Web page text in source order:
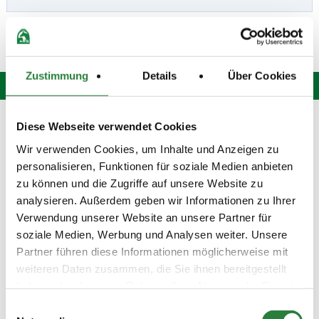
Zustimmung Details Über Cookies
Diese Webseite verwendet Cookies
Wir verwenden Cookies, um Inhalte und Anzeigen zu
personalisieren, Funktionen für soziale Medien anbieten
zu können und die Zugriffe auf unsere Website zu
analysieren. Außerdem geben wir Informationen zu Ihrer
Verwendung unserer Website an unsere Partner für
soziale Medien, Werbung und Analysen weiter. Unsere
Partner führen diese Informationen möglicherweise mit
weiteren Daten zusammen, die Sie ihnen bereitgestellt
Hotline: 0 900 / 18 12 345
Mo. bis Fr. von 9:00 bis 20:00 Uhr
Sa. von 9:00 bis 15:00 Uhr
oder senden Sie uns eineE-Mail.
Fragen und Antworten
Unsere Onlinehilfe bietet IhnenAntworten zu den häufigsten
Fragen.